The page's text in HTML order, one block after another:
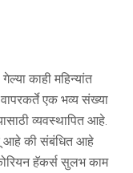
काही महिन्यांत
एक भव्य संख्या
व्यवस्थापित आहे.
आहे की संबंधित आहे
हॅकर्स सुलभ काम